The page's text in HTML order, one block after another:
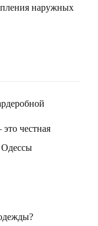
наружных
честная
Одессы